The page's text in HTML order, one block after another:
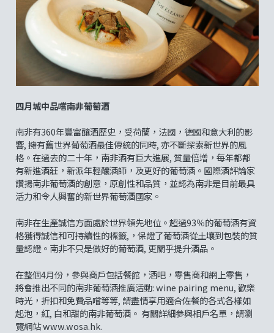
四月城中品嚐南非葡萄酒
南非有360年豐富釀酒歷史，受荷蘭，法國，德國和意大利的影
響, 擁有舊世界葡萄酒最佳傳統的同時, 亦不斷探索新世界的風
格。在過去的二十年，南非酒有巨大進展, 質量倍增，每年都都
有新進酒莊，新派年輕釀酒師，及更好的葡萄酒。國際酒評論家
讚揚南非葡萄酒的創意，原創性和品質，並認為南非是目前最具
活力和令人興奮的新世界葡萄酒國家。
南非在生產誠信方面處於世界領先地位。超過93％的葡萄酒有資
格獲得誠信和可持續性的標籤,，保證了葡萄酒從土壤到包裝的質
量認證。南非不只是做好的葡萄酒, 更關乎提升酒品。
在整個4月份，參與商戶包括餐館，酒吧，零售商和網上零售，
將會推出不同的南非葡萄酒推廣活動: wine pairing menu, 歡樂
時光，折扣和免費品嚐等等, 請盡情享用適合佐餐的各式各樣如
起泡，紅, 白和甜的南非葡萄酒。 有關詳細參與相戶名單，請瀏
覽網站 www.wosa.hk.